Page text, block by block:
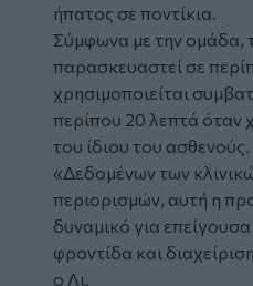
ήπατος σε ποντίκια.
Σύμφωνα με την ομάδα,
παρασκευαστεί σε
χρησιμοποιείται
περίπου 20 λεπτά όταν
του ίδιου του ασθενούς.
«Δεδομένων των
περιορισμών, αυτή η
δυναμικό για
φροντίδα και
ο Λι.